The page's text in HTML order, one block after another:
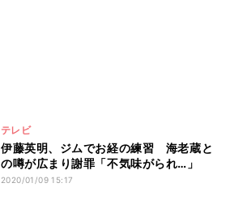
テレビ
伊藤英明、ジムでお経の練習 海老蔵と
の噂が広まり謝罪「不気味がられ…」
2020/01/09 15:17